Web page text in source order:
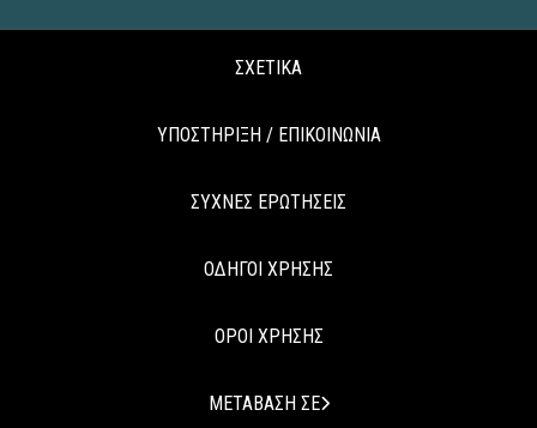
ΣΧΕΤΙΚΑ
ΥΠΟΣΤΗΡΙΞΗ / ΕΠΙΚΟΙΝΩΝΙΑ
ΣΥΧΝΕΣ ΕΡΩΤΗΣΕΙΣ
ΟΔΗΓΟΙ ΧΡΗΣΗΣ
ΟΡΟΙ ΧΡΗΣΗΣ
ΜΕΤΑΒΑΣΗ ΣΕ